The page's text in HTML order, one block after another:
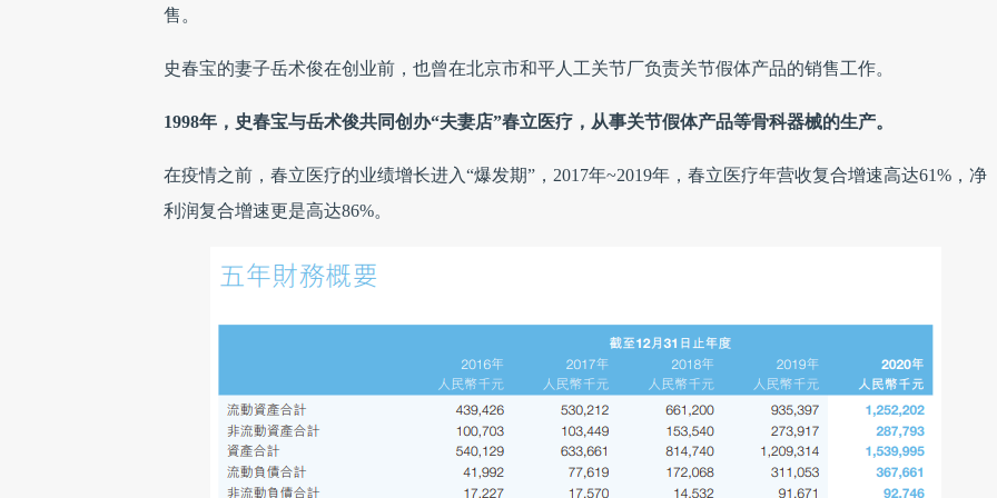
售。
史春宝的妻子岳术俊在创业前，也曾在北京市和平人工关节厂负责关节假体产品的销售工作。
1998年，史春宝与岳术俊共同创办“夫妻店”春立医疗，从事关节假体产品等骨科器械的生产。
在疫情之前，春立医疗的业绩增长进入“爆发期”，2017年~2019年，春立医疗年营收复合增速高达61%，净
利润复合增速更是高达86%。